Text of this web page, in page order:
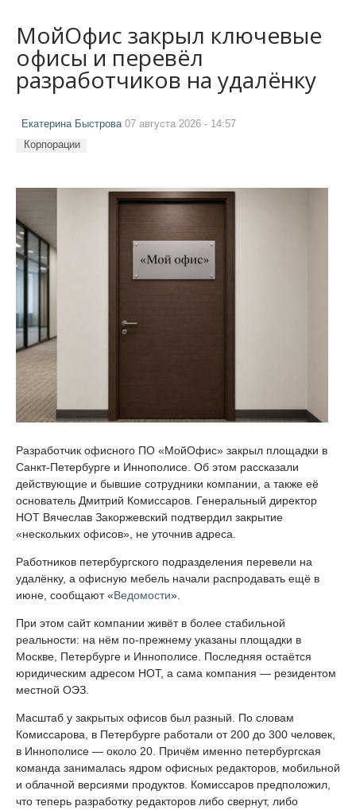
МойОфис закрыл ключевые
офисы и перевёл
разработчиков на удалёнку
Екатерина Быстрова 07 августа 2026 - 14:57
Корпорации
Разработчик офисного ПО «МойОфис» закрыл площадки в
Санкт-Петербурге и Иннополисе. Об этом рассказали
действующие и бывшие сотрудники компании, а также её
основатель Дмитрий Комиссаров. Генеральный директор
НОТ Вячеслав Закоржевский подтвердил закрытие
«нескольких офисов», не уточнив адреса.
Работников петербургского подразделения перевели на
удалёнку, а офисную мебель начали распродавать ещё в
июне, сообщают «Ведомости».
При этом сайт компании живёт в более стабильной
реальности: на нём по-прежнему указаны площадки в
Москве, Петербурге и Иннополисе. Последняя остаётся
юридическим адресом НОТ, а сама компания — резидентом
местной ОЭЗ.
Масштаб у закрытых офисов был разный. По словам
Комиссарова, в Петербурге работали от 200 до 300 человек,
в Иннополисе — около 20. Причём именно петербургская
команда занималась ядром офисных редакторов, мобильной
и облачной версиями продуктов. Комиссаров предположил,
что теперь разработку редакторов либо свернут, либо